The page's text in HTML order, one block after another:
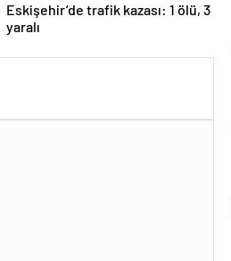
Eskişehir’de trafik kazası: 1 ölü, 3
yaralı